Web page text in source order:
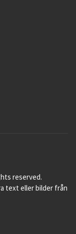
reserved.
text eller bilder från